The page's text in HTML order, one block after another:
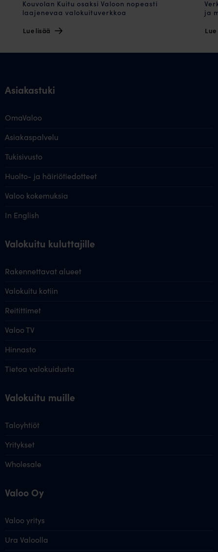
Kouvolan Kuitu osaksi Valoon nopeasti
laajenevaa valokuituverkkoa
Lue lisää
ja
Asiakastuki
OmaValoo
Asiakaspalvelu
Tukisivusto
Huolto- ja häiriötiedotteet
Valoo kokemuksia
In English
Valokuitu kuluttajille
Rakennettavat alueet
Valokuitu kotiin
Reitittimet
Valoo TV
Hinnasto
Tietoa valokuidusta
Valokuitu muille
Taloyhtiöt
Yritykset
Wholesale
Valoo Oy
Valoo yritys
Ura Valoolla